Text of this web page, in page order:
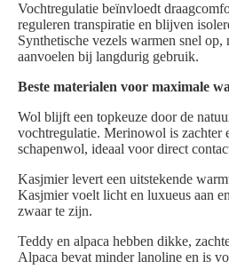
Vochtregulatie beïnvloedt
reguleren transpiratie en blijven
Synthetische vezels warmen snel op,
aanvoelen bij langdurig gebruik.
Beste materialen voor maximale
Wol blijft een topkeuze door de
vochtregulatie. Merinowol is zachter
schapenwol, ideaal voor direct
Kasjmier levert een uitstekende
Kasjmier voelt licht en luxueus aan
zwaar te zijn.
Teddy en alpaca hebben dikke,
Alpaca bevat minder lanoline en is